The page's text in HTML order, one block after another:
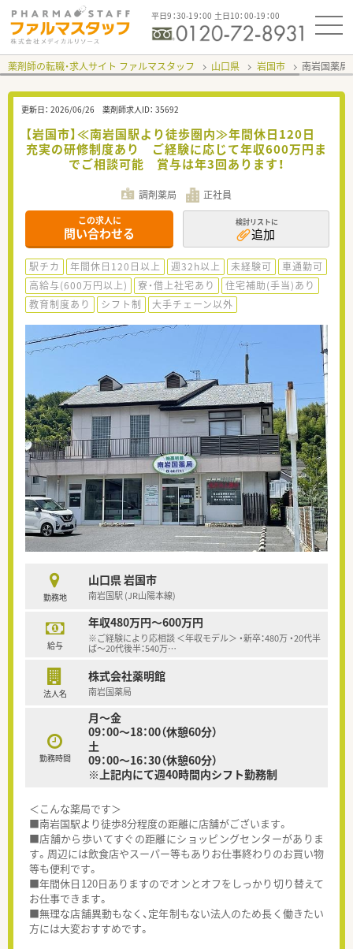
平日9：30-19：00 土日10：00-19：00
薬剤師の転職・求人サイト ファルマスタッフ 山口県 岩国市 南岩国薬局
更新日： 2026/06/26 薬剤師求人ID： 35692
【岩国市】≪南岩国駅より徒歩圏内≫年間休日120日
充実の研修制度あり ご経験に応じて年収600万円ま
でご相談可能 賞与は年3回あります！
調剤薬局 正社員
この求人に
問い合わせる
検討リストに
追加
駅チカ 年間休日120日以上 週32h以上 未経験可
車通勤可
高給与(600万円以上)
寮・借上社宅あり
住宅補助(手当)あり
教育制度あり
シフト制 大手チェーン以外
勤務地
山口県 岩国市
南岩国駅 (JR山陽本線)
給与
年収480万円～600万円
※ご経験により応相談 ＜年収モデル＞ ・新卒：480万 ・20代半
ば～20代後半：540万…
法人名
株式会社薬明館
南岩国薬局
勤務時間
月～金
09：00～18：00（休憩60分）
土
09：00～16：30（休憩60分）
※上記内にて週40時間内シフト勤務制
＜こんな薬局です＞
■南岩国駅より徒歩8分程度の距離に店舗がございます。
■店舗から歩いてすぐの距離にショッピングセンターがありま
す。周辺には飲食店やスーパー等もありお仕事終わりのお買い物
等も便利です。
■年間休日120日ありますのでオンとオフをしっかり切り替えて
お仕事できます。
■無理な店舗異動もなく、定年制もない法人のため長く働きたい
方には大変おすすめです。